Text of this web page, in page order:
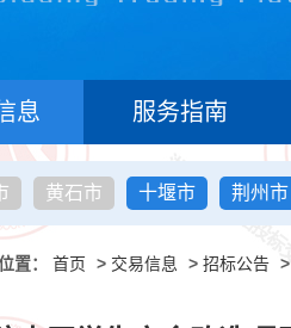
息 服务指南
黄石市 十堰市 荆州市
置： 首页 > 交易信息 > 招标公告 >